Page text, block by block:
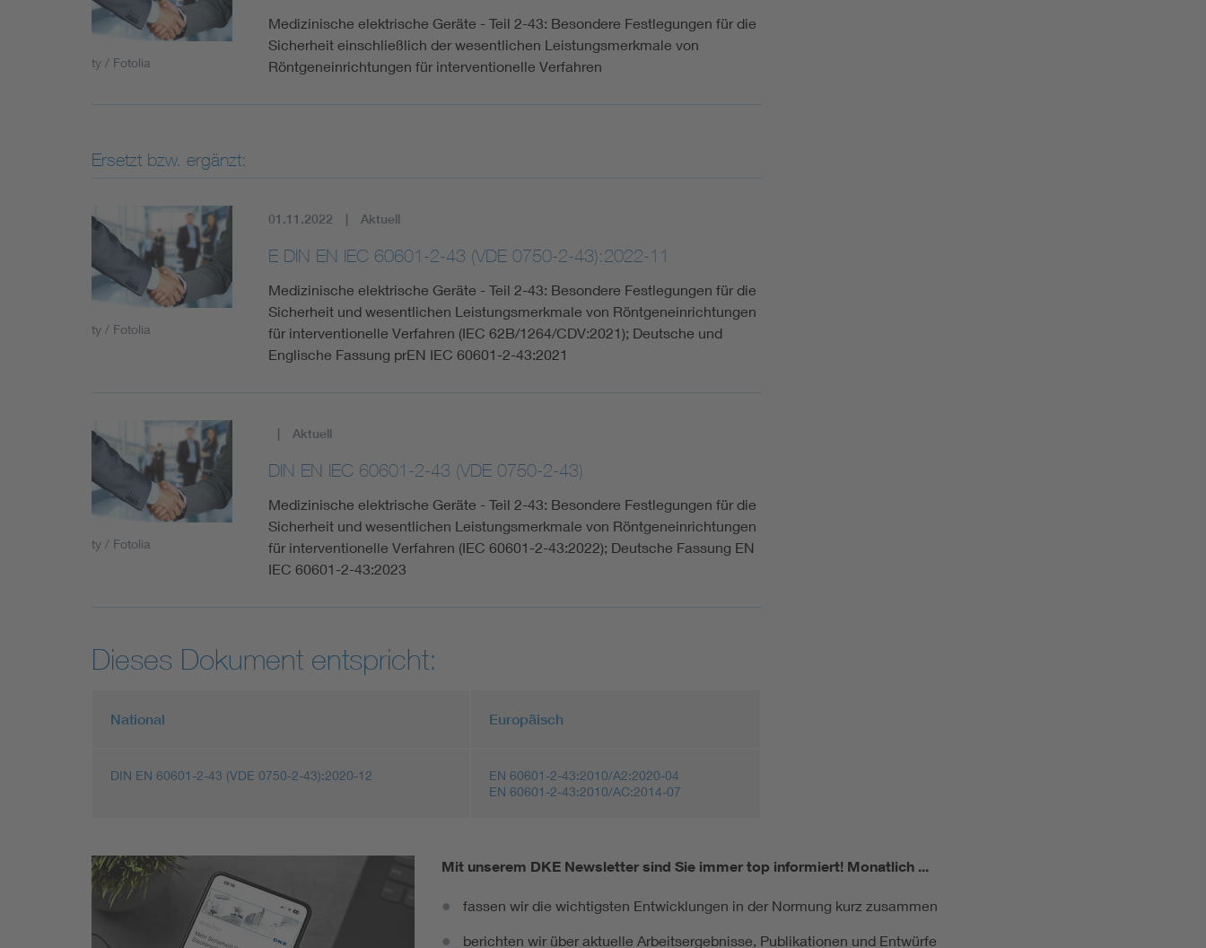
ty / Fotolia
Medizinische elektrische Geräte - Teil 2-43: Besondere Festlegungen für die
Sicherheit einschließlich der wesentlichen Leistungsmerkmale von
Röntgeneinrichtungen für interventionelle Verfahren
Ersetzt bzw. ergänzt:
ty / Fotolia
01.11.2022 Aktuell
E DIN EN IEC 60601-2-43 (VDE 0750-2-43):2022-11
Medizinische elektrische Geräte - Teil 2-43: Besondere Festlegungen für die
Sicherheit und wesentlichen Leistungsmerkmale von Röntgeneinrichtungen
für interventionelle Verfahren (IEC 62B/1264/CDV:2021); Deutsche und
Englische Fassung prEN IEC 60601-2-43:2021
ty / Fotolia
Aktuell
DIN EN IEC 60601-2-43 (VDE 0750-2-43)
Medizinische elektrische Geräte - Teil 2-43: Besondere Festlegungen für die
Sicherheit und wesentlichen Leistungsmerkmale von Röntgeneinrichtungen
für interventionelle Verfahren (IEC 60601-2-43:2022); Deutsche Fassung EN
IEC 60601-2-43:2023
Dieses Dokument entspricht:
National Europäisch
DIN EN 60601-2-43 (VDE 0750-2-43):2020-12
EN 60601-2-43:2010/A2:2020-04
EN 60601-2-43:2010/AC:2014-07
Mit unserem DKE Newsletter sind Sie immer top informiert! Monatlich ...
fassen wir die wichtigsten Entwicklungen in der Normung kurz zusammen
berichten wir über aktuelle Arbeitsergebnisse, Publikationen und Entwürfe